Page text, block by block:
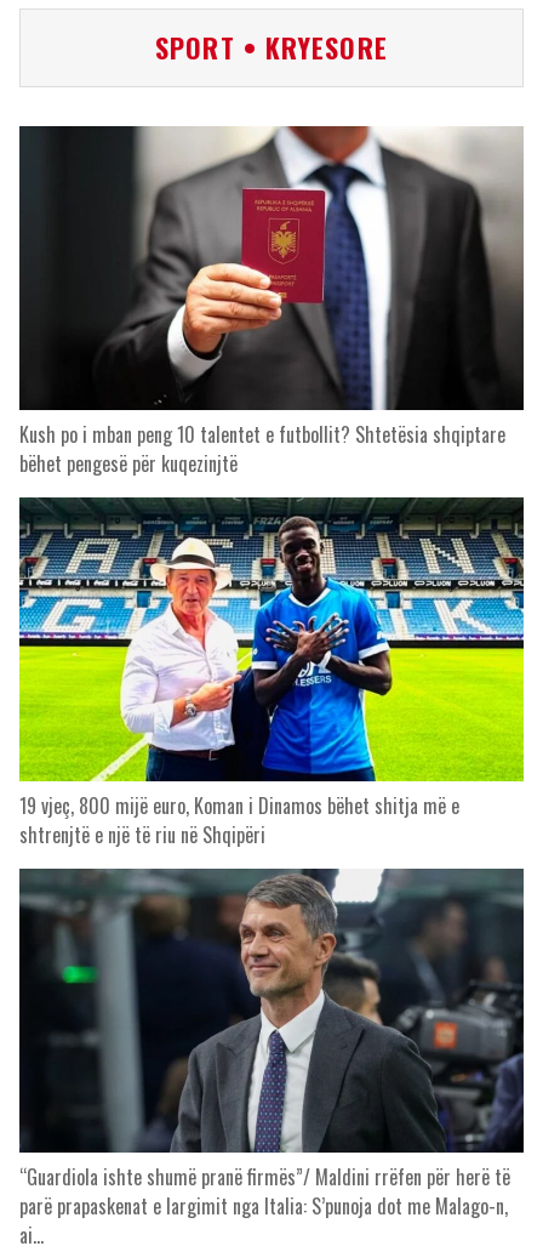
SPORT • KRYESORE
Kush po i mban peng 10 talentet e futbollit? Shtetësia shqiptare
bëhet pengesë për kuqezinjtë
19 vjeç, 800 mijë euro, Koman i Dinamos bëhet shitja më e
shtrenjtë e një të riu në Shqipëri
“Guardiola ishte shumë pranë firmës”/ Maldini rrëfen për herë të
parë prapaskenat e largimit nga Italia: S’punoja dot me Malago-n,
ai…